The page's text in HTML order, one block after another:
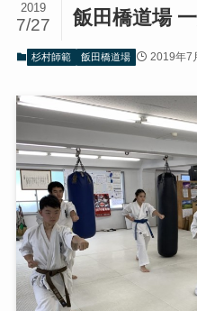
飯田橋道場
2019
7/27
杉村師範 飯田橋道場 2019年7